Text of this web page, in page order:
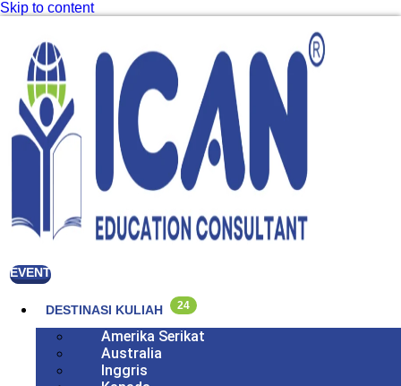
Skip to content
EVENT
DESTINASI KULIAH 24
Amerika Serikat
Australia
Inggris